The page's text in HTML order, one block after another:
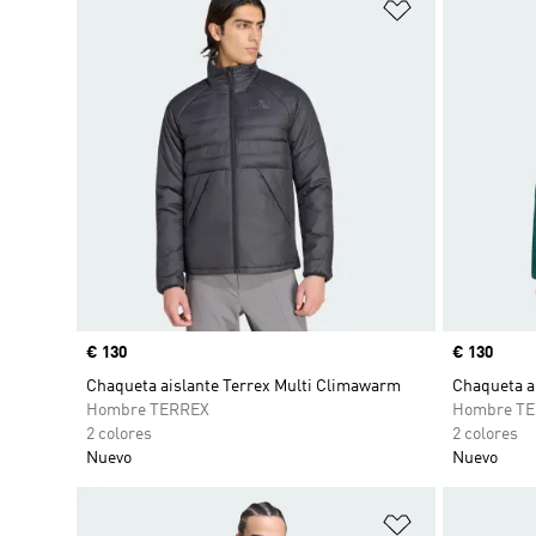
Añadir a la
Precio
€ 130
Chaqueta aislante Terrex Multi Climawarm
Hombre TERREX
2 colores
Nuevo
Precio
€ 130
Chaqueta
Hombre
2 colores
Nuevo
Añadir a la